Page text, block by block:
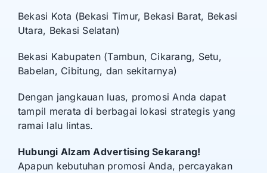
Bekasi Kota (Bekasi Timur, Bekasi Barat, Bekasi
Utara, Bekasi Selatan)
Bekasi Kabupaten (Tambun, Cikarang, Setu,
Babelan, Cibitung, dan sekitarnya)
Dengan jangkauan luas, promosi Anda dapat
tampil merata di berbagai lokasi strategis yang
ramai lalu lintas.
Hubungi Alzam Advertising Sekarang!
Apapun kebutuhan promosi Anda, percayakan